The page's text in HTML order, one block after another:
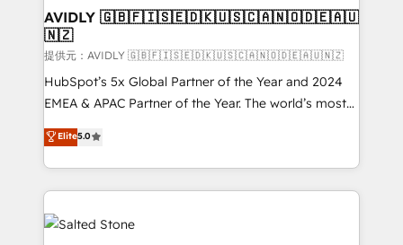
AVIDLY 🇬🇧🇫🇮🇸🇪🇩🇰🇺🇸🇨🇦🇳🇴🇩🇪🇦🇺
🇳🇿
提供元：AVIDLY 🇬🇧🇫🇮🇸🇪🇩🇰🇺🇸🇨🇦🇳🇴🇩🇪🇦🇺🇳🇿
HubSpot’s 5x Global Partner of the Year and 2024
EMEA & APAC Partner of the Year. The world’s most
experienced and fully accredited HubSpot Solutions
Partner. 🚀 With 2,750+ HubSpot projects delivered
and 370+ specialists across EMEA, APAC and NAM,
we de-risk complex CRM programmes and
accelerate ROI across every HubSpot Hub. 🧭 From
multi-region migrations to AI-powered automation,
Elite5.0